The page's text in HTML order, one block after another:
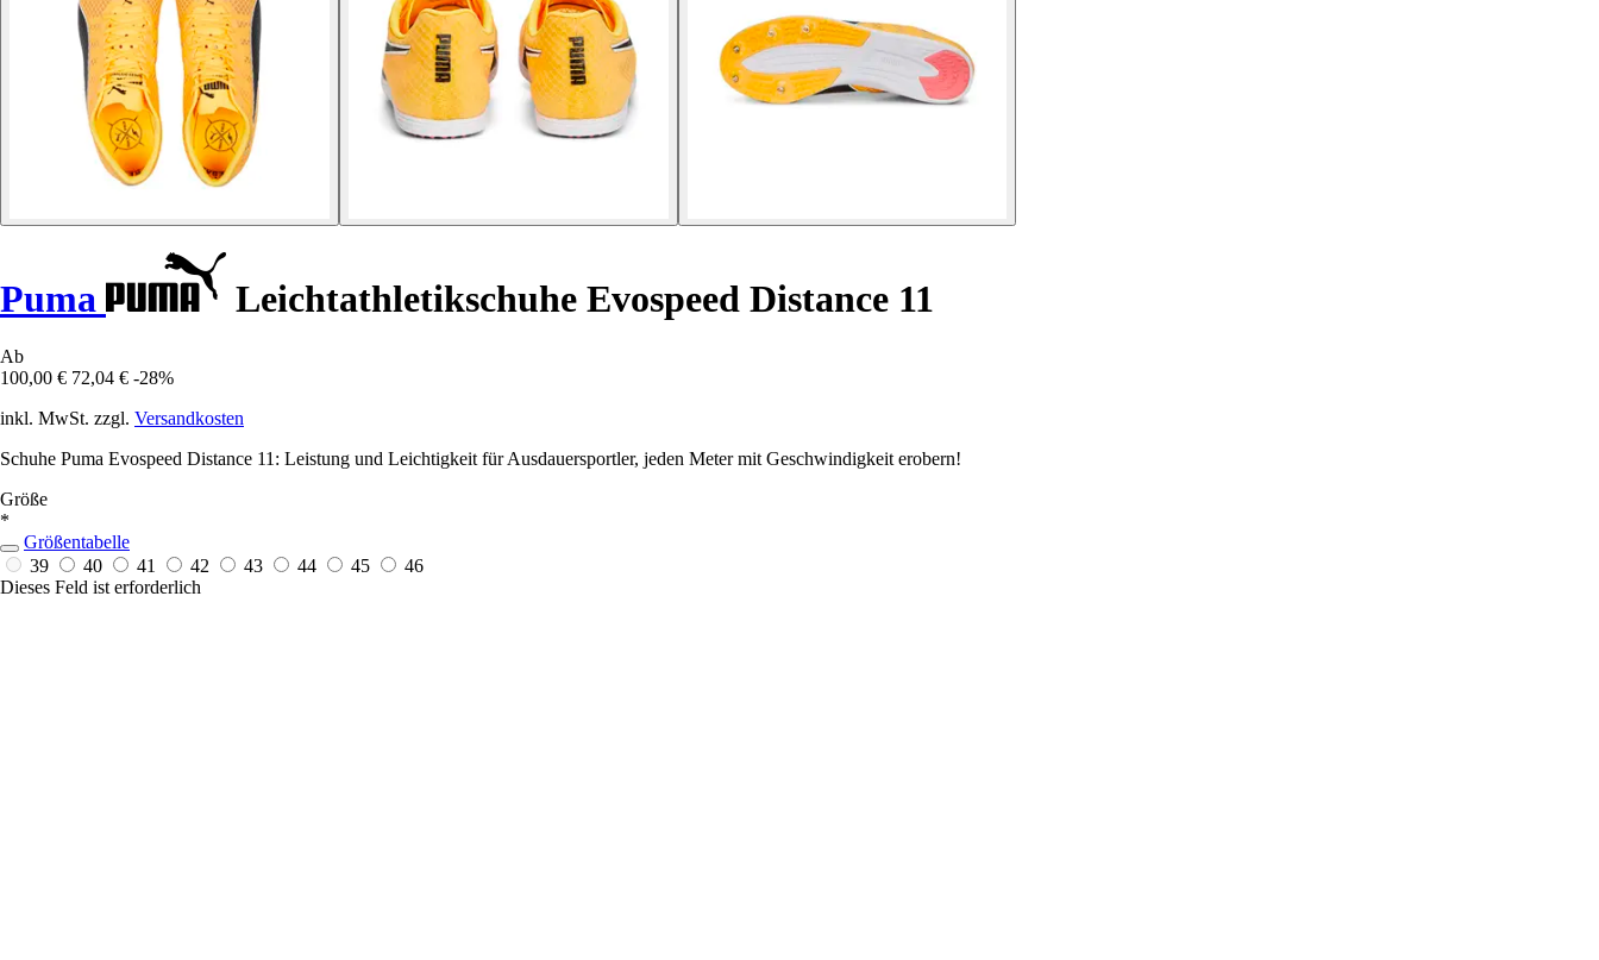
Puma Leichtathletikschuhe Evospeed Distance 11
Ab
100,00 € 72,04 € -28%
inkl. MwSt. zzgl. Versandkosten
Schuhe Puma Evospeed Distance 11: Leistung und Leichtigkeit für Ausdauersportler, jeden Meter mit Geschwindigkeit erobern!
Größe
*
Größentabelle
39
40 41 42 43 44 45
46
Dieses Feld ist erforderlich